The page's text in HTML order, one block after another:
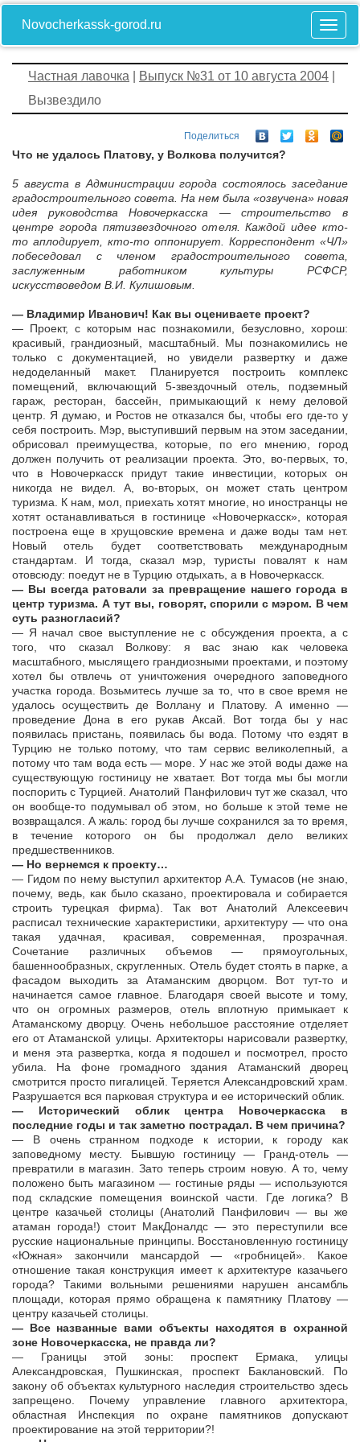
Novocherkassk-gorod.ru
Частная лавочка Выпуск №31 от 10 августа 2004
Вызвездило
Поделиться
Что не удалось Платову, у Волкова получится?
5 августа в Администрации города состоялось заседание
градостроительного совета. На нем была «озвучена» новая
идея руководства Новочеркасска — строительство в
центре города пятизвездочного отеля. Каждой идее кто-
то аплодирует, кто-то оппонирует. Корреспондент «ЧЛ»
побеседовал с членом градостроительного совета,
заслуженным работником культуры РСФСР,
искусствоведом В.И. Кулишовым.
— Владимир Иванович! Как вы оцениваете проект?
— Проект, с которым нас познакомили, безусловно, хорош:
красивый, грандиозный, масштабный. Мы познакомились не
только с документацией, но увидели развертку и даже
недоделанный макет. Планируется построить комплекс
помещений, включающий 5-звездочный отель, подземный
гараж, ресторан, бассейн, примыкающий к нему деловой
центр. Я думаю, и Ростов не отказался бы, чтобы его где-то у
себя построить. Мэр, выступивший первым на этом заседании,
обрисовал преимущества, которые, по его мнению, город
должен получить от реализации проекта. Это, во-первых, то,
что в Новочеркасск придут такие инвестиции, которых он
никогда не видел. А, во-вторых, он может стать центром
туризма. К нам, мол, приехать хотят многие, но иностранцы не
хотят останавливаться в гостинице «Новочеркасск», которая
построена еще в хрущовские времена и даже воды там нет.
Новый отель будет соответствовать международным
стандартам. И тогда, сказал мэр, туристы повалят к нам
отовсюду: поедут не в Турцию отдыхать, а в Новочеркасск.
— Вы всегда ратовали за превращение нашего города в
центр туризма. А тут вы, говорят, спорили с мэром. В чем
суть разногласий?
— Я начал свое выступление не с обсуждения проекта, а с
того, что сказал Волкову: я вас знаю как человека
масштабного, мыслящего грандиозными проектами, и поэтому
хотел бы отвлечь от уничтожения очередного заповедного
участка города. Возьмитесь лучше за то, что в свое время не
удалось осуществить де Воллану и Платову. А именно —
проведение Дона в его рукав Аксай. Вот тогда бы у нас
появилась пристань, появилась бы вода. Потому что ездят в
Турцию не только потому, что там сервис великолепный, а
потому что там вода есть — море. У нас же этой воды даже на
существующую гостиницу не хватает. Вот тогда мы бы могли
поспорить с Турцией. Анатолий Панфилович тут же сказал, что
он вообще-то подумывал об этом, но больше к этой теме не
возвращался. А жаль: город бы лучше сохранился за то время,
в течение которого он бы продолжал дело великих
предшественников.
— Но вернемся к проекту…
— Гидом по нему выступил архитектор А.А. Тумасов (не знаю,
почему, ведь, как было сказано, проектировала и собирается
строить турецкая фирма). Так вот Анатолий Алексеевич
расписал технические характеристики, архитектуру — что она
такая удачная, красивая, современная, прозрачная.
Сочетание различных объемов — прямоугольных,
башеннообразных, скругленных. Отель будет стоять в парке, а
фасадом выходить за Атаманским дворцом. Вот тут-то и
начинается самое главное. Благодаря своей высоте и тому,
что он огромных размеров, отель вплотную примыкает к
Атаманскому дворцу. Очень небольшое расстояние отделяет
его от Атаманской улицы. Архитекторы нарисовали развертку,
и меня эта развертка, когда я подошел и посмотрел, просто
убила. На фоне громадного здания Атаманский дворец
смотрится просто пигалицей. Теряется Александровский храм.
Разрушается вся парковая структура и ее исторический облик.
— Исторический облик центра Новочеркасска в
последние годы и так заметно пострадал. В чем причина?
— В очень странном подходе к истории, к городу как
заповедному месту. Бывшую гостиницу — Гранд-отель —
превратили в магазин. Зато теперь строим новую. А то, чему
положено быть магазином — гостиные ряды — используются
под складские помещения воинской части. Где логика? В
центре казачьей столицы (Анатолий Панфилович — вы же
атаман города!) стоит МакДоналдс — это переступили все
русские национальные принципы. Восстановленную гостиницу
«Южная» закончили мансардой — «гробницей». Какое
отношение такая конструкция имеет к архитектуре казачьего
города? Такими вольными решениями нарушен ансамбль
площади, которая прямо обращена к памятнику Платову —
центру казачьей столицы.
— Все названные вами объекты находятся в охранной
зоне Новочеркасска, не правда ли?
— Границы этой зоны: проспект Ермака, улицы
Александровская, Пушкинская, проспект Баклановский. По
закону об объектах культурного наследия строительство здесь
запрещено. Почему управление главного архитектора,
областная Инспекция по охране памятников допускают
проектирование на этой территории?!